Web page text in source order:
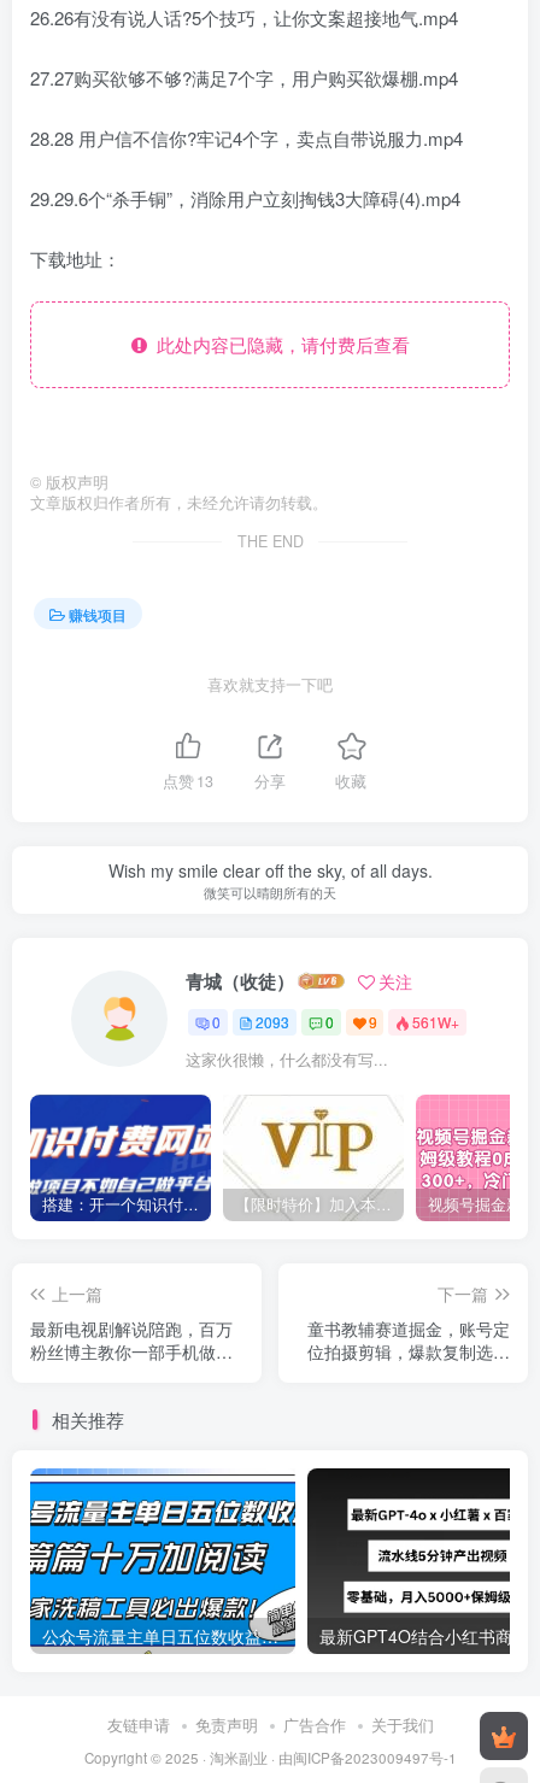
26.26有没有说人话?5个技巧，让你文案超接地气.mp4
27.27购买欲够不够?满足7个字，用户购买欲爆棚.mp4
28.28 用户信不信你?牢记4个字，卖点自带说服力.mp4
29.29.6个“杀手铜”，消除用户立刻掏钱3大障碍(4).mp4
下载地址：
此处内容已隐藏，请付费后查看
© 版权声明
文章版权归作者所有，未经允许请勿转载。
THE END
赚钱项目
喜欢就支持一下吧
点赞13 分享 收藏
Wish my smile clear off the sky, of all days.
微笑可以晴朗所有的天
青城（收徒） 关注
0 2093 0 9 561W+
这家伙很懒，什么都没有写...
搭建：开一个知识付费资源网站，24小时全自动赚钱！ 【限时特价】加入本站VIP会员，海量最新各大团队网赚内部教程全免费，每天持续更新！
上一篇
最新电视剧解说陪跑，百万
粉丝博主教你一部手机做剪
下一篇
童书教辅赛道掘金，账号定
位拍摄剪辑，爆款复制选品
相关推荐
公众号流量主单日五位数收益，篇篇十万加阅读独家洗稿工具必出爆款！
友链申请 免责声明 广告合作 关于我们
Copyright © 2025 · 淘米副业 · 由闽ICP备2023009497号-1